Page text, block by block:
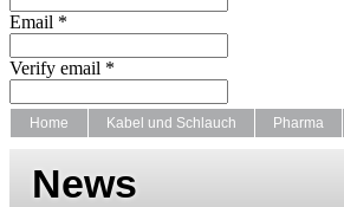
Email *
Verify email *
Home Kabel und Schlauch Pharma
News